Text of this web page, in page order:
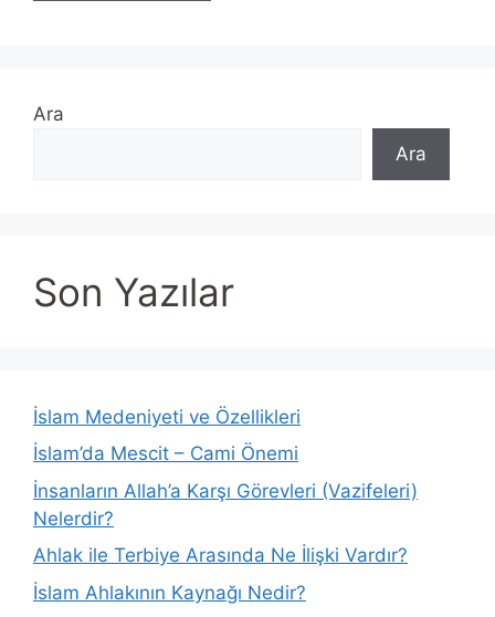
Ara
Ara
Son Yazılar
İslam Medeniyeti ve Özellikleri
İslam’da Mescit – Cami Önemi
İnsanların Allah’a Karşı Görevleri (Vazifeleri)
Nelerdir?
Ahlak ile Terbiye Arasında Ne İlişki Vardır?
İslam Ahlakının Kaynağı Nedir?